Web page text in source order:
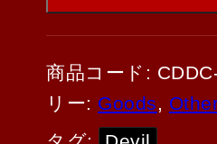
商品コード:
リー: Goods,